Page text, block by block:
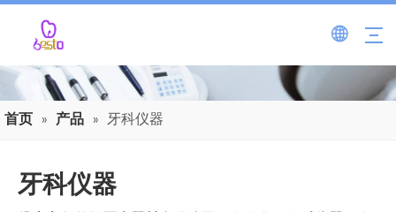
首页 » 产品 » 牙科仪器
牙科仪器